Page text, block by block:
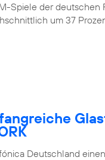
Spiele der deutschen
um 37
Deutschland